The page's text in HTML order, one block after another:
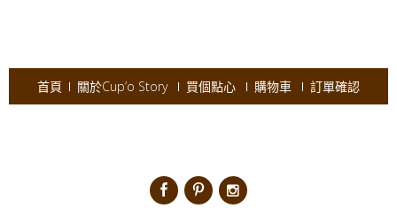
首頁 關於Cup’o Story 買個點心 購物車 訂單確認